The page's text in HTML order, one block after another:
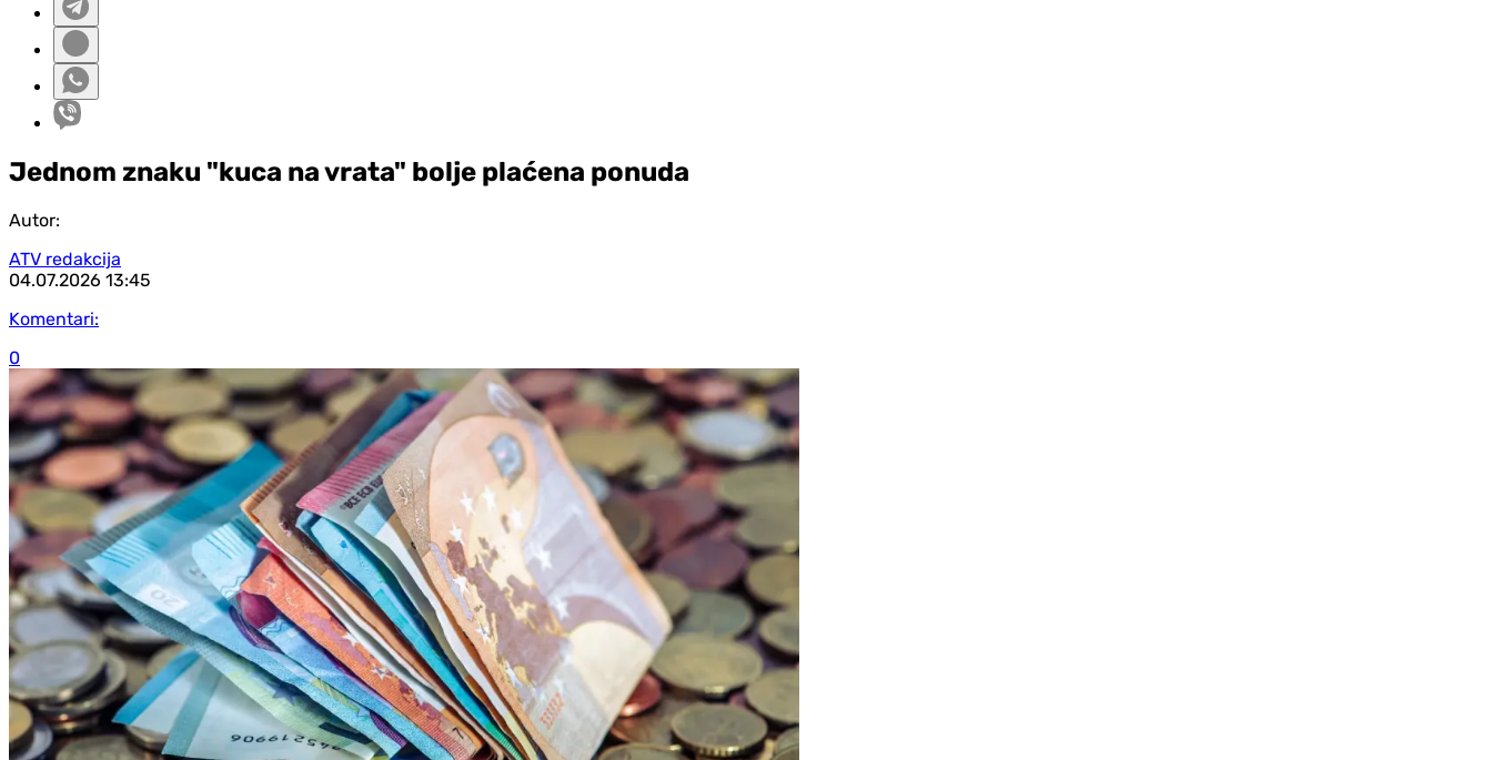
Jednom znaku "kuca na vrata" bolje plaćena ponuda
Autor:
ATV redakcija
04.07.2026 13:45
Komentari:
0